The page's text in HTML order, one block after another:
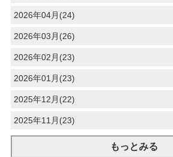
2026年04月(24)
2026年03月(26)
2026年02月(23)
2026年01月(23)
2025年12月(22)
2025年11月(23)
もっとみる